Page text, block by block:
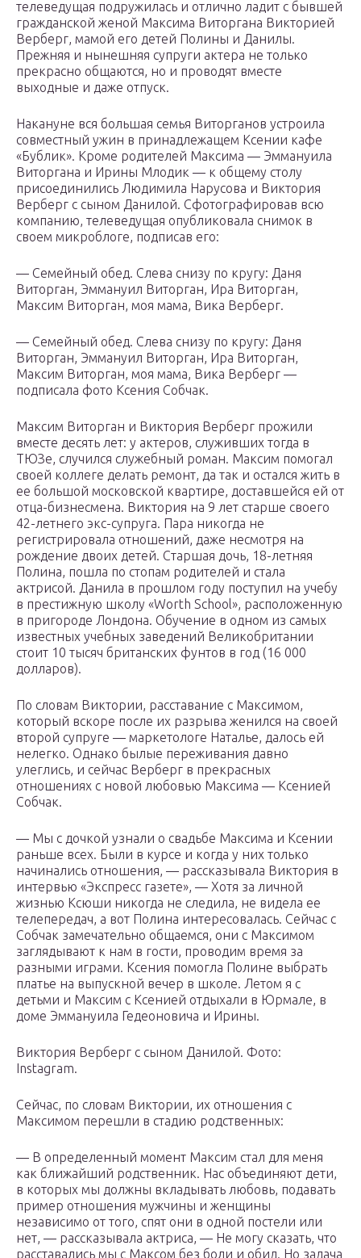
телеведущая подружилась и отлично ладит с бывшей
гражданской женой Максима Виторгана Викторией
Верберг, мамой его детей Полины и Данилы.
Прежняя и нынешняя супруги актера не только
прекрасно общаются, но и проводят вместе
выходные и даже отпуск.
Накануне вся большая семья Виторганов устроила
совместный ужин в принадлежащем Ксении кафе
«Бублик». Кроме родителей Максима — Эммануила
Виторгана и Ирины Млодик — к общему столу
присоединились Людимила Нарусова и Виктория
Верберг с сыном Данилой. Сфотографировав всю
компанию, телеведущая опубликовала снимок в
своем микроблоге, подписав его:
— Семейный обед. Слева снизу по кругу: Даня
Виторган, Эммануил Виторган, Ира Виторган,
Максим Виторган, моя мама, Вика Верберг.
— Семейный обед. Слева снизу по кругу: Даня
Виторган, Эммануил Виторган, Ира Виторган,
Максим Виторган, моя мама, Вика Верберг —
подписала фото Ксения Собчак.
Максим Виторган и Виктория Верберг прожили
вместе десять лет: у актеров, служивших тогда в
ТЮЗе, случился служебный роман. Максим помогал
своей коллеге делать ремонт, да так и остался жить в
ее большой московской квартире, доставшейся ей от
отца-бизнесмена. Виктория на 9 лет старше своего
42-летнего экс-супруга. Пара никогда не
регистрировала отношений, даже несмотря на
рождение двоих детей. Старшая дочь, 18-летняя
Полина, пошла по стопам родителей и стала
актрисой. Данила в прошлом году поступил на учебу
в престижную школу «Worth School», расположенную
в пригороде Лондона. Обучение в одном из самых
известных учебных заведений Великобритании
стоит 10 тысяч британских фунтов в год (16 000
долларов).
По словам Виктории, расставание с Максимом,
который вскоре после их разрыва женился на своей
второй супруге — маркетологе Наталье, далось ей
нелегко. Однако былые переживания давно
улеглись, и сейчас Верберг в прекрасных
отношениях с новой любовью Максима — Ксенией
Собчак.
— Мы с дочкой узнали о свадьбе Максима и Ксении
раньше всех. Были в курсе и когда у них только
начинались отношения, — рассказывала Виктория в
интервью «Экспресс газете», — Хотя за личной
жизнью Ксюши никогда не следила, не видела ее
телепередач, а вот Полина интересовалась. Сейчас с
Собчак замечательно общаемся, они с Максимом
заглядывают к нам в гости, проводим время за
разными играми. Ксения помогла Полине выбрать
платье на выпускной вечер в школе. Летом я с
детьми и Максим с Ксенией отдыхали в Юрмале, в
доме Эммануила Гедеоновича и Ирины.
Виктория Верберг с сыном Данилой. Фото:
Instagram.
Сейчас, по словам Виктории, их отношения с
Максимом перешли в стадию родственных:
— В определенный момент Максим стал для меня
как ближайший родственник. Нас объединяют дети,
в которых мы должны вкладывать любовь, подавать
пример отношения мужчины и женщины
независимо от того, спят они в одной постели или
нет, — рассказывала актриса, — Не могу сказать, что
расставались мы с Максом без боли и обид. Но задача